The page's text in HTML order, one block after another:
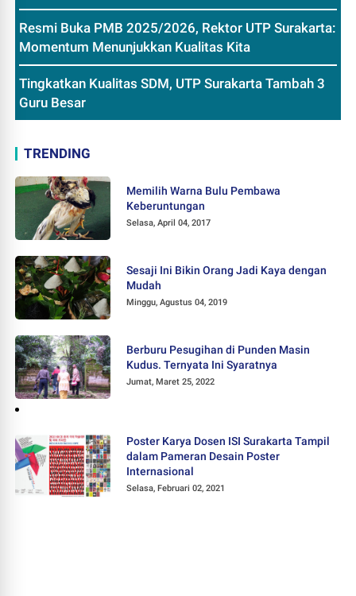
Resmi Buka PMB 2025/2026, Rektor UTP Surakarta:
Momentum Menunjukkan Kualitas Kita
Tingkatkan Kualitas SDM, UTP Surakarta Tambah 3
Guru Besar
TRENDING
Memilih Warna Bulu Pembawa
Keberuntungan
Selasa, April 04, 2017
Sesaji Ini Bikin Orang Jadi Kaya dengan
Mudah
Minggu, Agustus 04, 2019
Berburu Pesugihan di Punden Masin
Kudus. Ternyata Ini Syaratnya
Jumat, Maret 25, 2022
Poster Karya Dosen ISI Surakarta Tampil
dalam Pameran Desain Poster
Internasional
Selasa, Februari 02, 2021